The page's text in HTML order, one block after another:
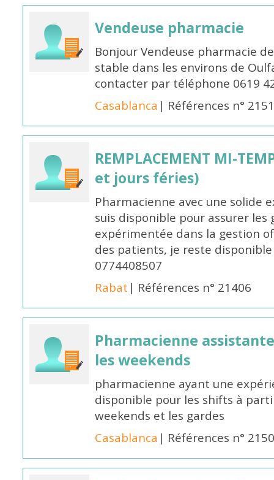
Vendeuse pharmacie
Bonjour Vendeuse pharmacie
stable dans les environs de
contacter par téléphone 0619
Casablanca | Références n°
REMPLACEMENT MI-
et jours féries)
Pharmacienne avec une solide
suis disponible pour assurer les
expérimentée dans la gestion
des patients, je reste
0774408507
Rabat | Références n° 21406
Pharmacienne
les weekends
pharmacienne ayant une
disponible pour les shifts à
weekends et les gardes
Casablanca | Références n°